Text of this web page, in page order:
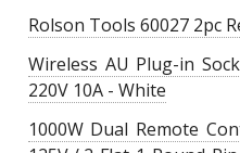
Rolson Tools 60027 2pc
Wireless AU Plug-in
220V 10A - White
1000W Dual Remote